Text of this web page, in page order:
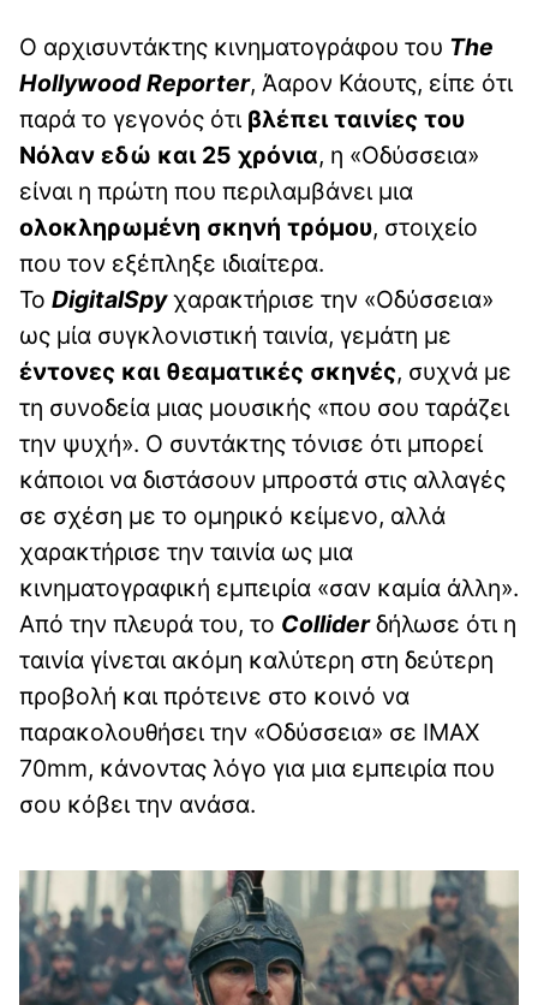
Ο αρχισυντάκτης κινηματογράφου του The
Hollywood Reporter, Άαρον Κάουτς, είπε ότι
παρά το γεγονός ότι βλέπει ταινίες του
Νόλαν εδώ και 25 χρόνια, η «Οδύσσεια»
είναι η πρώτη που περιλαμβάνει μια
ολοκληρωμένη σκηνή τρόμου, στοιχείο
που τον εξέπληξε ιδιαίτερα.
Το DigitalSpyχαρακτήρισε την «Οδύσσεια»
ως μία συγκλονιστική ταινία, γεμάτη με
έντονες και θεαματικές σκηνές, συχνά με
τη συνοδεία μιας μουσικής «που σου ταράζει
την ψυχή». Ο συντάκτης τόνισε ότι μπορεί
κάποιοι να διστάσουν μπροστά στις αλλαγές
σε σχέση με το ομηρικό κείμενο, αλλά
χαρακτήρισε την ταινία ως μια
κινηματογραφική εμπειρία «σαν καμία άλλη».
Από την πλευρά του, το Colliderδήλωσε ότι η
ταινία γίνεται ακόμη καλύτερη στη δεύτερη
προβολή και πρότεινε στο κοινό να
παρακολουθήσει την «Οδύσσεια» σε IMAX
70mm, κάνοντας λόγο για μια εμπειρία που
σου κόβει την ανάσα.